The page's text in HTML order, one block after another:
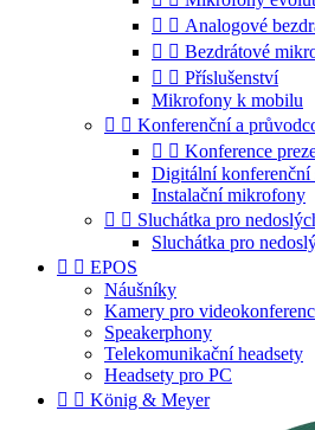
  Analogové
  Bezdrátové
  Příslušenství
Mikrofony k mobilu
  Konferenční a
  Konference
Digitální
Instalační mikrofony
  Sluchátka pro
Sluchátka pro
  EPOS
Náušníky
Kamery pro
Speakerphony
Telekomunikační headsety
Headsety pro PC
  König & Meyer